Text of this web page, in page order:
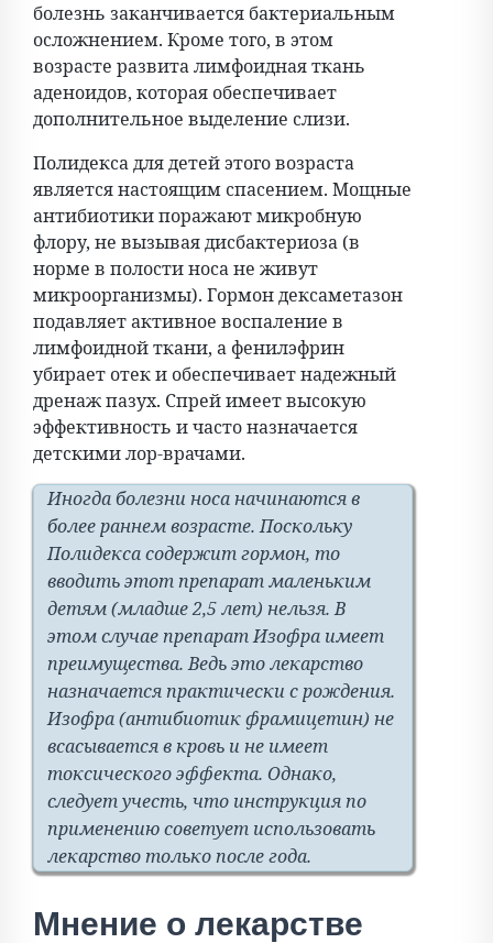
болезнь заканчивается бактериальным
осложнением. Кроме того, в этом
возрасте развита лимфоидная ткань
аденоидов, которая обеспечивает
дополнительное выделение слизи.
Полидекса для детей этого возраста
является настоящим спасением. Мощные
антибиотики поражают микробную
флору, не вызывая дисбактериоза (в
норме в полости носа не живут
микроорганизмы). Гормон дексаметазон
подавляет активное воспаление в
лимфоидной ткани, а фенилэфрин
убирает отек и обеспечивает надежный
дренаж пазух. Спрей имеет высокую
эффективность и часто назначается
детскими лор-врачами.
Иногда болезни носа начинаются в
более раннем возрасте. Поскольку
Полидекса содержит гормон, то
вводить этот препарат маленьким
детям (младше 2,5 лет) нельзя. В
этом случае препарат Изофра имеет
преимущества. Ведь это лекарство
назначается практически с рождения.
Изофра (антибиотик фрамицетин) не
всасывается в кровь и не имеет
токсического эффекта. Однако,
следует учесть, что инструкция по
применению советует использовать
лекарство только после года.
Мнение о лекарстве